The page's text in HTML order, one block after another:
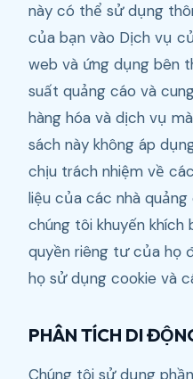
này có thể sử dụng
của bạn vào Dịch vụ
web và ứng dụng bên
suất quảng cáo và
hàng hóa và dịch vụ
sách này không áp
chịu trách nhiệm về
liệu của các nhà
chúng tôi khuyến khích
quyền riêng tư của họ
họ sử dụng cookie và
PHÂN TÍCH DI
Chúng tôi sử dụng